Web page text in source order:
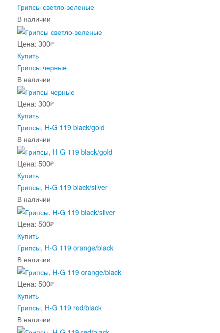
Грипсы светло-зеленые
В наличии
Цена: 300₽
Купить
Грипсы черные
В наличии
Цена: 300₽
Купить
Грипсы, H-G 119 black/gold
В наличии
Цена: 500₽
Купить
Грипсы, H-G 119 black/silver
В наличии
Цена: 500₽
Купить
Грипсы, H-G 119 orange/black
В наличии
Цена: 500₽
Купить
Грипсы, H-G 119 red/black
В наличии